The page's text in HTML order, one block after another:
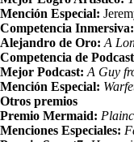
Mención Especial:
Competencia
Alejandro de Oro: A
Competencia de
Mejor Podcast: A Guy
Mención Especial:
Otros premios
Premio Mermaid:
Menciones Especiales: